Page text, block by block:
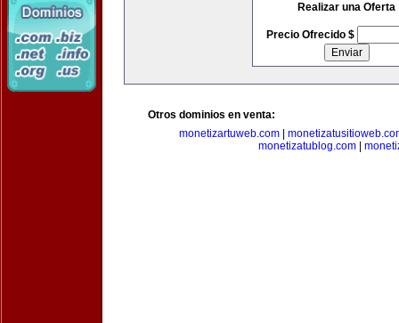
Realizar una Oferta
Precio Ofrecido $
Otros dominios en venta:
monetizartuweb.com|
monetizatublog.com|